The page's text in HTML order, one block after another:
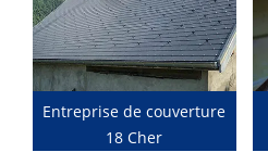
Entreprise de couverture
18 Cher